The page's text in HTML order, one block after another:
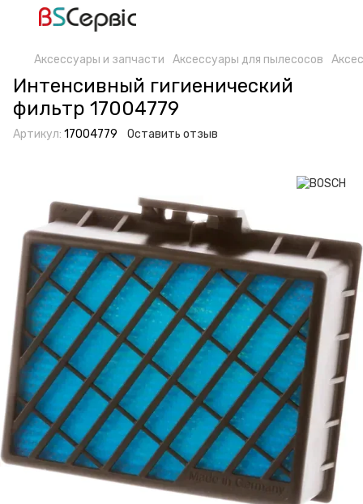
Аксессуары и запчасти Аксессуары для пылесосов
Интенсивный гигиенический
фильтр 17004779
Артикул: 17004779 Оставить отзыв